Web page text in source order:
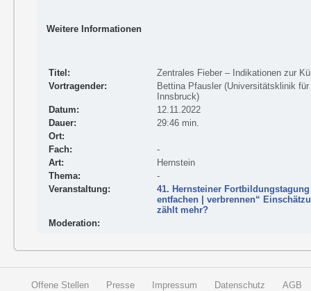
Weitere Informationen
Titel:
Zentrales Fieber – Indikationen zur
Vortragender:
Bettina Pfausler (Universitätsklinik
Innsbruck)
Datum:
12.11.2022
Dauer:
29:46 min.
Ort:
Fach:
-
Art:
Hernstein
Thema:
-
Veranstaltung:
41. Hernsteiner
entfachen | verbrennen“
zählt mehr?
Moderation:
Offene Stellen Presse Impressum Datenschutz AGB